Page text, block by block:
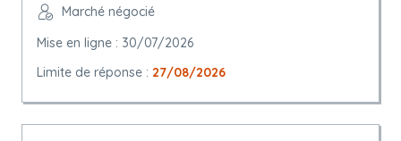
Marché négocié
Mise en ligne : 30/07/2026
Limite de réponse : 27/08/2026